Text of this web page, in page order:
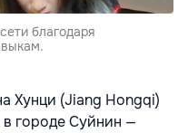
благодаря
Хунци (Jiang Hongqi)
городе Суйнин —